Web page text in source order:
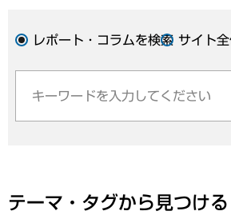
レポート・コラムを検索 サイト
テーマ・タグから見つける